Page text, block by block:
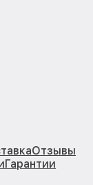
Отзывы
Гарантии